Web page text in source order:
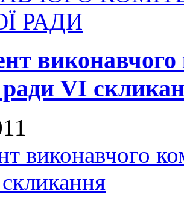
РАДИ
виконавчого
ради VI
виконавчого